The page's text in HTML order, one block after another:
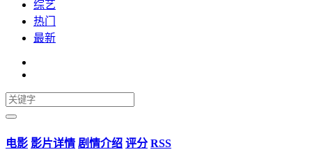
综艺
热门
最新
电影 影片详情 剧情介绍 评分 RSS